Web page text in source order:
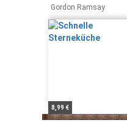
Gordon Ramsay
8,99 €